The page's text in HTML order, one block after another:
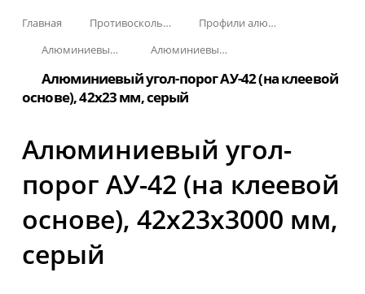
Главная Противоскользящая защита для лестниц, профили, ленты
Профили алюминиевые с резиновой вставкой
Алюминиевый угол-порог с резиновой вставкой
Алюминиевый угол-порог АУ-42 (на клеевой основе)
Алюминиевый угол-порог АУ-42 (на клеевой
основе), 42x23 мм, серый
Алюминиевый угол-
порог АУ-42 (на клеевой
основе), 42x23x3000 мм,
серый